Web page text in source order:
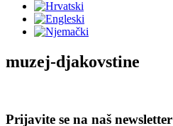
muzej-djakovstine
Prijavite se na naš newsletter